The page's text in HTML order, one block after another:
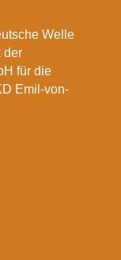
Welle
der
für die
Emil-von-